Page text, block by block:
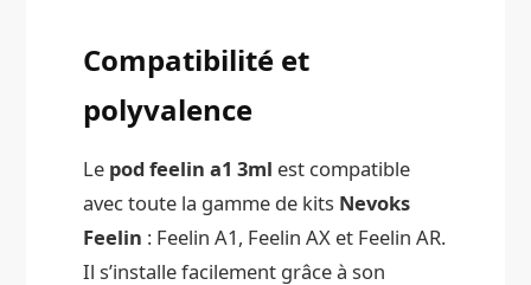
Compatibilité et
polyvalence
Le pod feelin a1 3ml est compatible
avec toute la gamme de kits Nevoks
Feelin : Feelin A1, Feelin AX et Feelin AR.
Il s’installe facilement grâce à son